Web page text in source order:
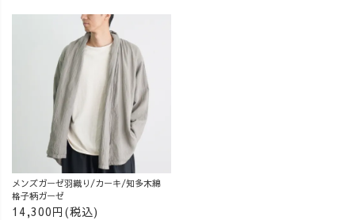
メンズガーゼ羽織り/カーキ/知多木綿
格子柄ガーゼ
14,300円(税込)